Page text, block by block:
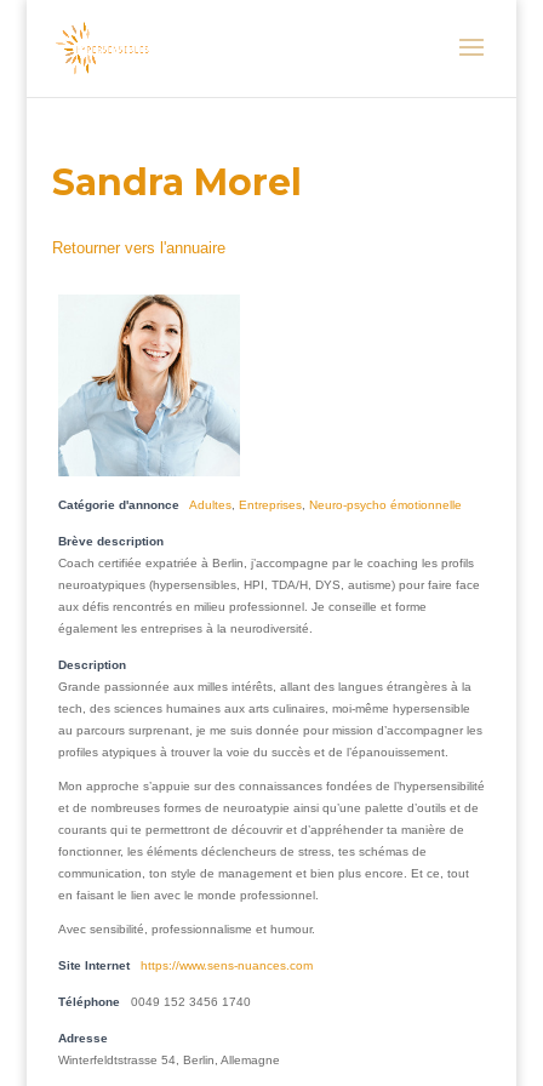
Sandra Morel
Retourner vers l'annuaire
Catégorie d'annonce Adultes, Entreprises, Neuro-psycho émotionnelle
Brève description
Coach certifiée expatriée à Berlin, j’accompagne par le coaching les profils
neuroatypiques (hypersensibles, HPI, TDA/H, DYS, autisme) pour faire face
aux défis rencontrés en milieu professionnel. Je conseille et forme
également les entreprises à la neurodiversité.
Description
Grande passionnée aux milles intérêts, allant des langues étrangères à la
tech, des sciences humaines aux arts culinaires, moi-même hypersensible
au parcours surprenant, je me suis donnée pour mission d’accompagner les
profiles atypiques à trouver la voie du succès et de l’épanouissement.
Mon approche s’appuie sur des connaissances fondées de l’hypersensibilité
et de nombreuses formes de neuroatypie ainsi qu’une palette d’outils et de
courants qui te permettront de découvrir et d’appréhender ta manière de
fonctionner, les éléments déclencheurs de stress, tes schémas de
communication, ton style de management et bien plus encore. Et ce, tout
en faisant le lien avec le monde professionnel.
Avec sensibilité, professionnalisme et humour.
Site Internet https://www.sens-nuances.com
Téléphone 0049 152 3456 1740
Adresse
Winterfeldtstrasse 54, Berlin, Allemagne